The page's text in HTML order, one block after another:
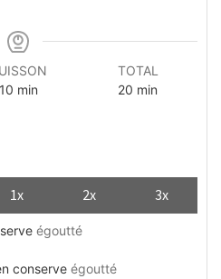
10minutes
min
TOTAL
20 minutes
min
1x 2x 3x
égoutté
conserve égoutté